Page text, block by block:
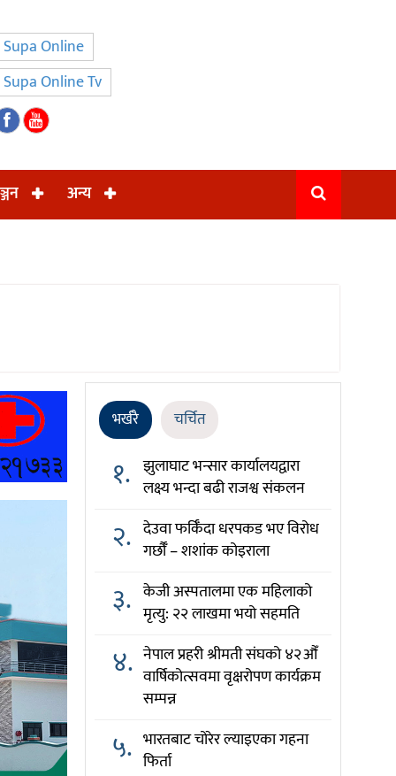
Supa Online
Supa Online Tv
अन्य
भर्खरै चर्चित
१. झुलाघाट भन्सार कार्यालयद्वारा
लक्ष्य भन्दा बढी राजश्व संकलन
२. देउवा फर्किँदा धरपकड भए विरोध
गर्छौँं – शशांक कोइराला
३. केजी अस्पतालमा एक महिलाको
मृत्यु: २२ लाखमा भयो सहमति
४. नेपाल प्रहरी श्रीमती संघको ४२औँ
वार्षिकोत्सवमा वृक्षरोपण कार्यक्रम
सम्पन्न
५. भारतबाट चोरेर ल्याइएका गहना
फिर्ता